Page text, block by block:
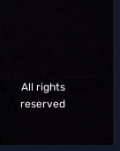
All rights
reserved